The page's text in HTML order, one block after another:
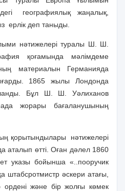
географиялық
жаңалық,
ерлік деп таныды.
нәтижелері туралы Ш. Ш.
қоғамында мәлімдеме
материалын Германияда
1865 жылы Лондонда
Бұл Ш. Ш. Уәлиханов
жорары бағаланушының
қорытындылары
нәтижелері
аталып өтті. Оған дәлел 1860
указы бойынша «..пооручик
штабсротмистр әскери атағы,
ордені және бір жолғы көмек